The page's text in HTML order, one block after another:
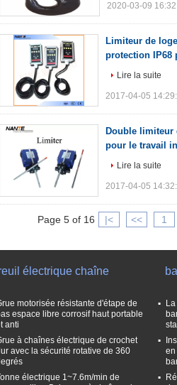
2020-03-09
Limiteur de
protection IP68
Lire la suite
2017-04-05
Double
pour le travail
Lire la suite
2017-04-05
Page 5 of 16 |< << 1
électrique chaîne
motorisée résistante d'étape de
espace libre corrosif haut portable
anti
à chaînes électrique de crochet
avec la sécurité rotative de 360
électrique 1~7.6m/min de
en